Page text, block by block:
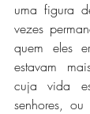
uma figura
vezes
quem eles
estavam
cuja vida
senhores,